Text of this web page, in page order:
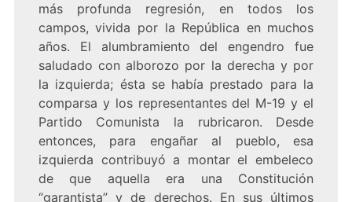
más profunda regresión, en todos los
campos, vivida por la República en muchos
años. El alumbramiento del engendro fue
saludado con alborozo por la derecha y por
la izquierda; ésta se había prestado para la
comparsa y los representantes del M-19 y el
Partido Comunista la rubricaron. Desde
entonces, para engañar al pueblo, esa
izquierda contribuyó a montar el embeleco
de que aquella era una Constitución
“garantista” y de derechos. En sus últimos